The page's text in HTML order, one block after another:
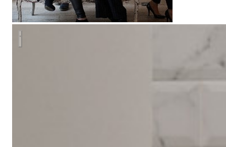
Фотосъемка квартиры для портфолио дизайнера